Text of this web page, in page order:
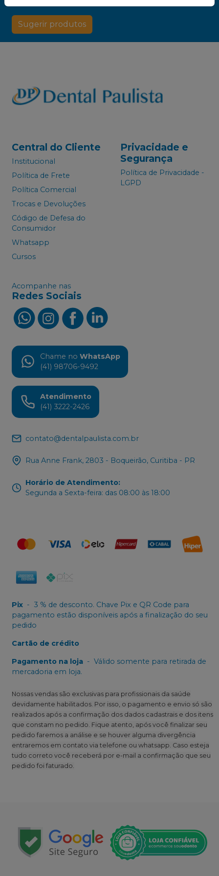
Sugerir produtos
Central do Cliente
Institucional
Política de Frete
Política Comercial
Trocas e Devoluções
Código de Defesa do
Consumidor
Whatsapp
Cursos
Privacidade e
Segurança
Política de Privacidade -
LGPD
Acompanhe nas
Redes Sociais
Chame no WhatsApp
(41) 98706-9492
Atendimento
(41) 3222-2426
contato@dentalpaulista.com.br
Rua Anne Frank, 2803 - Boqueirão, Curitiba - PR
Horário de Atendimento:
Segunda a Sexta-feira: das 08:00 às 18:00
Pix - 3 % de desconto. Chave Pix e QR Code para
pagamento estão disponíveis após a finalização do seu
pedido
Cartão de crédito
Pagamento na loja - Válido somente para retirada de
mercadoria em loja.
Nossas vendas são exclusivas para profissionais da saúde
devidamente habilitados. Por isso, o pagamento e envio só são
realizados após a confirmação dos dados cadastrais e dos itens
que constam no pedido. Fique atento, após você finalizar seu
pedido faremos a análise e se houver alguma divergência
entraremos em contato via telefone ou whatsapp. Caso esteja
tudo correto você receberá por e-mail a confirmação que seu
pedido foi faturado.